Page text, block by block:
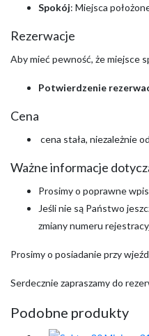
Spokój: Miejsca
Rezerwacje
Aby mieć pewność, że miejsce
Potwierdzenie
Cena
cena stała, niezależnie
Ważne informacje
Prosimy o poprawne
Jeśli nie są Państwo
zmiany numeru
Prosimy o posiadanie przy
Serdecznie zapraszamy do
Podobne produkty